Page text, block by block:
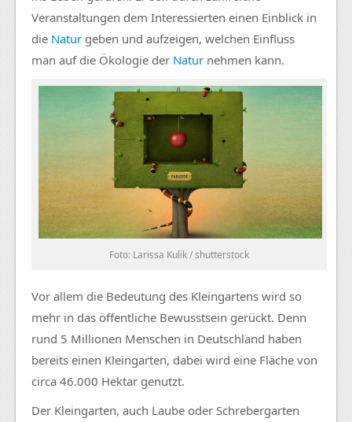
Veranstaltungen dem Interessierten einen Einblick in
die Natur geben und aufzeigen, welchen Einfluss
man auf die Ökologie der Natur nehmen kann.
Foto: Larissa Kulik / shutterstock
Vor allem die Bedeutung des Kleingartens wird so
mehr in das öffentliche Bewusstsein gerückt. Denn
rund 5 Millionen Menschen in Deutschland haben
bereits einen Kleingarten, dabei wird eine Fläche von
circa 46.000 Hektar genutzt.
Der Kleingarten, auch Laube oder Schrebergarten